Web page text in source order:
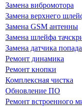
Замена вибромотора
Замена верхнего
Замена GSM антенны
Замена шлейфа
Замена датчика
Ремонт динамика
Ремонт кнопки
Комплексная чистка
Обновление ПО
Ремонт встроенного